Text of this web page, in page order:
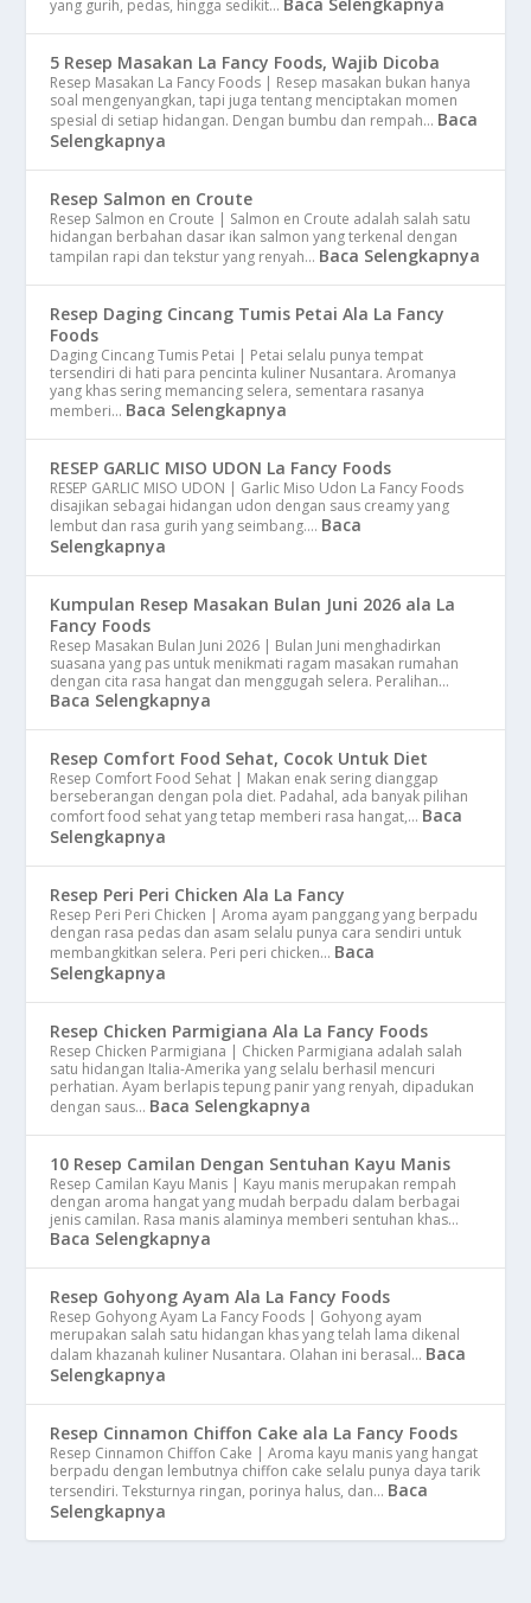
yang gurih, pedas, hingga sedikit…
5 Resep Masakan La Fancy Foods, Wajib Dicoba
Resep Masakan La Fancy Foods | Resep masakan bukan hanya
soal mengenyangkan, tapi juga tentang menciptakan momen
spesial di setiap hidangan. Dengan bumbu dan rempah… Baca
Selengkapnya
Resep Salmon en Croute
Resep Salmon en Croute | Salmon en Croute adalah salah satu
hidangan berbahan dasar ikan salmon yang terkenal dengan
tampilan rapi dan tekstur yang renyah… Baca Selengkapnya
Resep Daging Cincang Tumis Petai Ala La Fancy
Foods
Daging Cincang Tumis Petai | Petai selalu punya tempat
tersendiri di hati para pencinta kuliner Nusantara. Aromanya
yang khas sering memancing selera, sementara rasanya
memberi… Baca Selengkapnya
RESEP GARLIC MISO UDON La Fancy Foods
RESEP GARLIC MISO UDON | Garlic Miso Udon La Fancy Foods
disajikan sebagai hidangan udon dengan saus creamy yang
lembut dan rasa gurih yang seimbang.… Baca
Selengkapnya
Kumpulan Resep Masakan Bulan Juni 2026 ala La
Fancy Foods
Resep Masakan Bulan Juni 2026 | Bulan Juni menghadirkan
suasana yang pas untuk menikmati ragam masakan rumahan
dengan cita rasa hangat dan menggugah selera. Peralihan…
Baca Selengkapnya
Resep Comfort Food Sehat, Cocok Untuk Diet
Resep Comfort Food Sehat | Makan enak sering dianggap
berseberangan dengan pola diet. Padahal, ada banyak pilihan
comfort food sehat yang tetap memberi rasa hangat,… Baca
Selengkapnya
Resep Peri Peri Chicken Ala La Fancy
Resep Peri Peri Chicken | Aroma ayam panggang yang berpadu
dengan rasa pedas dan asam selalu punya cara sendiri untuk
membangkitkan selera. Peri peri chicken… Baca
Selengkapnya
Resep Chicken Parmigiana Ala La Fancy Foods
Resep Chicken Parmigiana | Chicken Parmigiana adalah salah
satu hidangan Italia-Amerika yang selalu berhasil mencuri
perhatian. Ayam berlapis tepung panir yang renyah, dipadukan
dengan saus… Baca Selengkapnya
10 Resep Camilan Dengan Sentuhan Kayu Manis
Resep Camilan Kayu Manis | Kayu manis merupakan rempah
dengan aroma hangat yang mudah berpadu dalam berbagai
jenis camilan. Rasa manis alaminya memberi sentuhan khas…
Baca Selengkapnya
Resep Gohyong Ayam Ala La Fancy Foods
Resep Gohyong Ayam La Fancy Foods | Gohyong ayam
merupakan salah satu hidangan khas yang telah lama dikenal
dalam khazanah kuliner Nusantara. Olahan ini berasal… Baca
Selengkapnya
Resep Cinnamon Chiffon Cake ala La Fancy Foods
Resep Cinnamon Chiffon Cake | Aroma kayu manis yang hangat
berpadu dengan lembutnya chiffon cake selalu punya daya tarik
tersendiri. Teksturnya ringan, porinya halus, dan… Baca
Selengkapnya